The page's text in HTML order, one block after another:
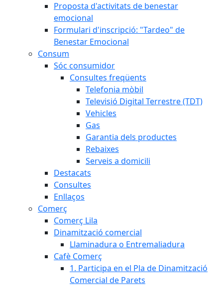
Proposta d'activitats de benestar
emocional
Formulari d'inscripció: "Tardeo" de
Benestar Emocional
Consum
Sóc consumidor
Consultes freqüents
Telefonia mòbil
Televisió Digital Terrestre (TDT)
Vehicles
Gas
Garantia dels productes
Rebaixes
Serveis a domicili
Destacats
Consultes
Enllaços
Comerç
Comerç Lila
Dinamització comercial
Llaminadura o Entremaliadura
Cafè Comerç
1. Participa en el Pla de Dinamització
Comercial de Parets